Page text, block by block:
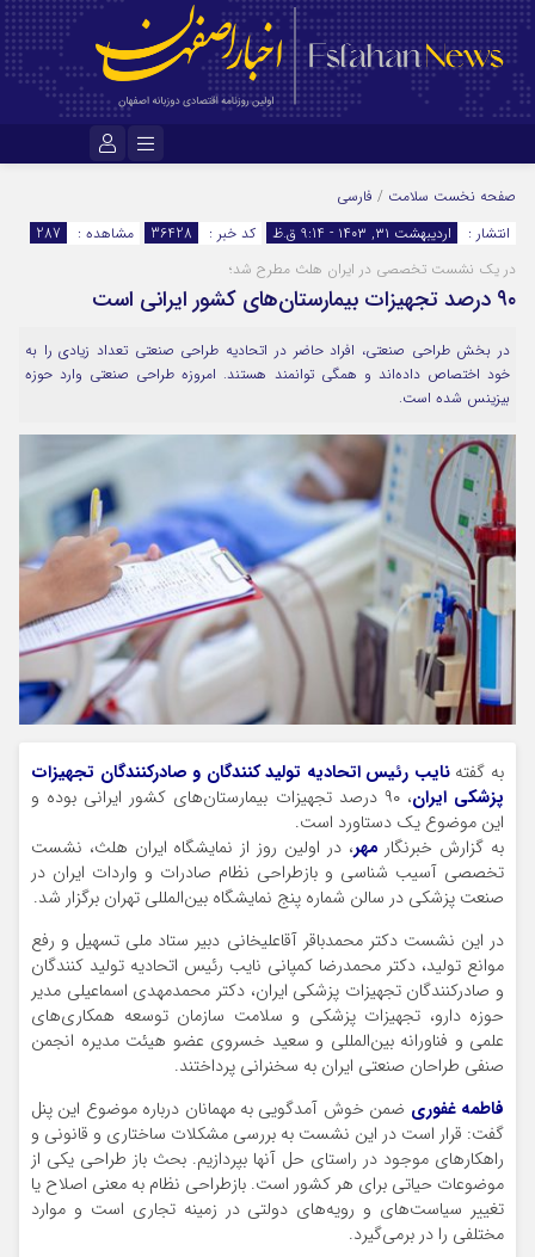
رمز عبور
مرا به خاطر بسپار
صفحه نخست سلامت / فارسی
انتشار :
اردیبهشت ۳۱, ۱۴۰۳ - 9:14 ق.ظ کد خبر : 36428 مشاهده :
287
در یک نشست تخصصی در ایران هلث مطرح شد؛
۹۰ درصد تجهیزات بیمارستان‌های کشور ایرانی است
در بخش طراحی صنعتی، افراد حاضر در اتحادیه طراحی صنعتی تعداد زیادی را به
خود اختصاص داده‌اند و همگی توانمند هستند. امروزه طراحی صنعتی وارد حوزه
بیزینس شده است.
به گفتهنایب رئیس اتحادیه تولید کنندگان و صادرکنندگان تجهیزات
پزشکی ایران
، ۹۰ درصد تجهیزات بیمارستان‌های کشور ایرانی بوده و
این موضوع یک دستاورد است.
به گزارش خبرنگار مهر، در اولین روز از نمایشگاه ایران هلث، نشست
تخصصی آسیب شناسی و بازطراحی نظام صادرات و واردات ایران در
صنعت پزشکی در سالن شماره پنج نمایشگاه بین‌المللی تهران برگزار شد.
در این نشست دکتر محمدباقر آقاعلیخانی دبیر ستاد ملی تسهیل و رفع
موانع تولید، دکتر محمدرضا کمپانی نایب رئیس اتحادیه تولید کنندگان
و صادرکنندگان تجهیزات پزشکی ایران، دکتر محمدمهدی اسماعیلی مدیر
حوزه دارو، تجهیزات پزشکی و سلامت سازمان توسعه همکاری‌های
علمی و فناورانه بین‌المللی و سعید خسروی عضو هیئت مدیره انجمن
صنفی طراحان صنعتی ایران به سخنرانی پرداختند.
فاطمه غفوری ضمن خوش آمدگویی به مهمانان درباره موضوع این پنل
گفت: قرار است در این نشست به بررسی مشکلات ساختاری و قانونی و
راهکارهای موجود در راستای حل آنها بپردازیم. بحث باز طراحی یکی از
موضوعات حیاتی برای هر کشور است. بازطراحی نظام به معنی اصلاح یا
تغییر سیاست‌های و رویه‌های دولتی در زمینه تجاری است و موارد
مختلفی را در برمی‌گیرد.